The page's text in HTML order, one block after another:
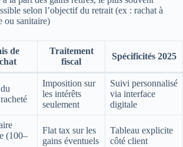
selon l’objectif du retrait (ex : rachat à
ou sanitaire)
de
Traitement
fiscal
Spécificités 2025
Imposition sur
les intérêts
seulement
Suivi personnalisé
via interface
digitale
(100–
Flat tax sur les
gains éventuels
Tableau explicite
côté client